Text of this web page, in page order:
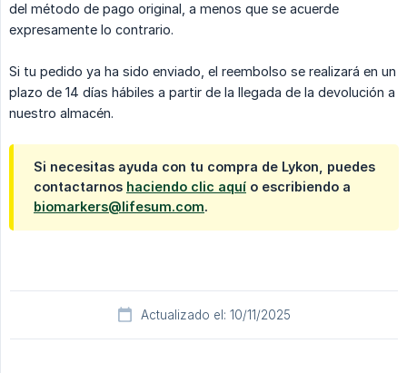
del método de pago original, a menos que se acuerde
expresamente lo contrario.
Si tu pedido ya ha sido enviado, el reembolso se realizará en un
plazo de 14 días hábiles a partir de la llegada de la devolución a
nuestro almacén.
Si necesitas ayuda con tu compra de Lykon, puedes
contactarnos haciendo clic aquí o escribiendo a
biomarkers@lifesum.com.
Actualizado el: 10/11/2025